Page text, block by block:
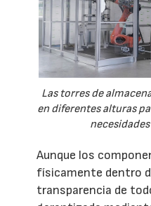
Las torres de
en diferentes alturas
Aunque los
físicamente dentro
transparencia de